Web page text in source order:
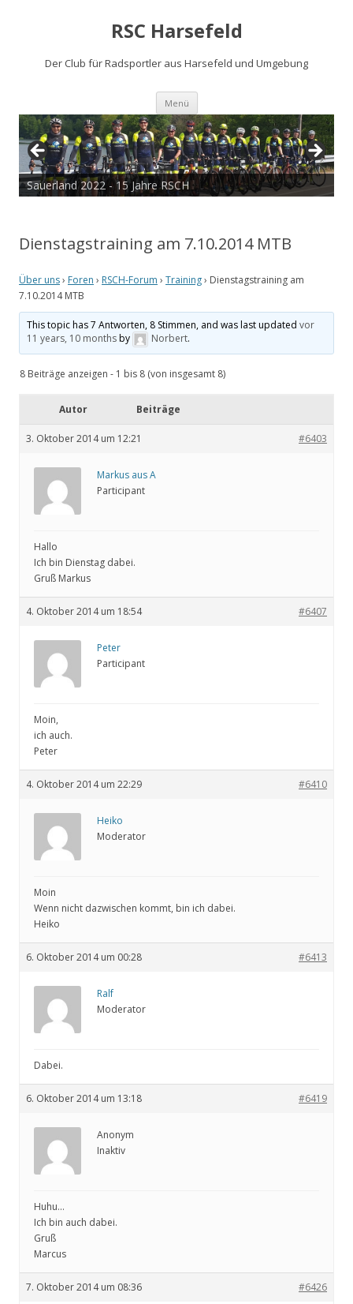
RSC Harsefeld
Der Club für Radsportler aus Harsefeld und Umgebung
Menü Zum
springen
Sauerland 2022 - 15 Jahre RSCH
Dienstagstraining am 7.10.2014 MTB
Über uns› Foren › RSCH-Forum › Training› Dienstagstraining am
7.10.2014 MTB
This topic has 7 Antworten, 8 Stimmen, and was last updatedvor
11 years, 10 monthsby Norbert.
8 Beiträge anzeigen - 1 bis 8 (von insgesamt 8)
Autor Beiträge
3. Oktober 2014 um 12:21 #6403
Markus aus A
Participant
Hallo
Ich bin Dienstag dabei.
Gruß Markus
4. Oktober 2014 um 18:54 #6407
Peter
Participant
Moin,
ich auch.
Peter
4. Oktober 2014 um 22:29 #6410
Heiko
Moderator
Moin
Wenn nicht dazwischen kommt, bin ich dabei.
Heiko
6. Oktober 2014 um 00:28 #6413
Ralf
Moderator
Dabei.
6. Oktober 2014 um 13:18 #6419
Anonym
Inaktiv
Huhu…
Ich bin auch dabei.
Gruß
Marcus
7. Oktober 2014 um 08:36 #6426